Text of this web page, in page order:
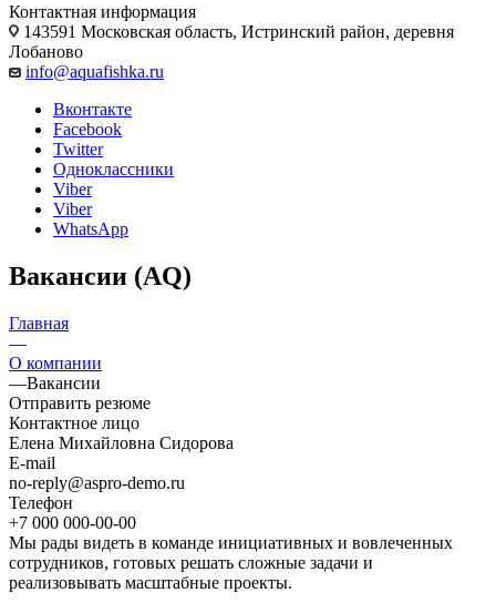
Контактная информация
143591 Московская область, Истринский район, деревня
Лобаново
info@aquafishka.ru
Вконтакте
Facebook
Twitter
Одноклассники
Viber
Viber
WhatsApp
Вакансии (AQ)
Главная
—
О компании
—Вакансии
Отправить резюме
Контактное лицо
Елена Михайловна Сидорова
E-mail
no-reply@aspro-demo.ru
Телефон
+7 000 000-00-00
Мы рады видеть в команде инициативных и вовлеченных
сотрудников, готовых решать сложные задачи и
реализовывать масштабные проекты.